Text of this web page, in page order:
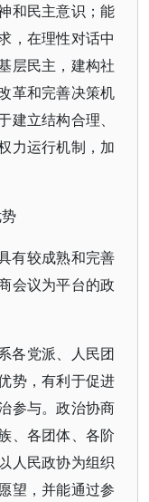
和民主意识；能
，在理性对话中
层民主，建构社
革和完善决策机
立结构合理、
力运行机制，加
有较成熟和完善
会议为平台的政
各党派、人民团
势，有利于促进
参与。政治协商
、各团体、各阶
人民政协为组织
望，并能通过参